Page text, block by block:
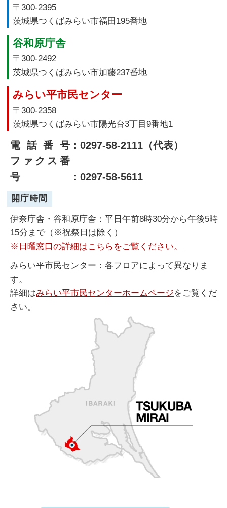
〒300-2395
茨城県つくばみらい市福田195番地
谷和原庁舎
〒300-2492
茨城県つくばみらい市加藤237番地
みらい平市民センター
〒300-2358
茨城県つくばみらい市陽光台3丁目9番地1
電話番号：0297-58-2111（代表）
ファクス番
号
：0297-58-5611
開庁時間
伊奈庁舎・谷和原庁舎：平日午前8時30分から午後5時
15分まで（※祝祭日は除く）
※日曜窓口の詳細はこちらをご覧ください。
みらい平市民センター：各フロアによって異なりま
す。
詳細はみらい平市民センターホームページをご覧くだ
さい。